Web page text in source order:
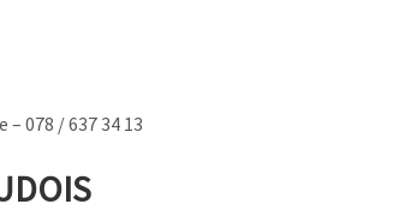
078 / 637 34 13